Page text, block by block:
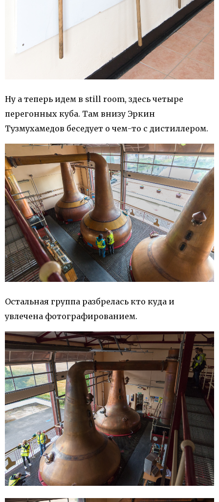
Ну а теперь идем в still room, здесь четыре
перегонных куба. Там внизу Эркин
Тузмухамедов беседует о чем-то с дистиллером.
Остальная группа разбрелась кто куда и
увлечена фотографированием.